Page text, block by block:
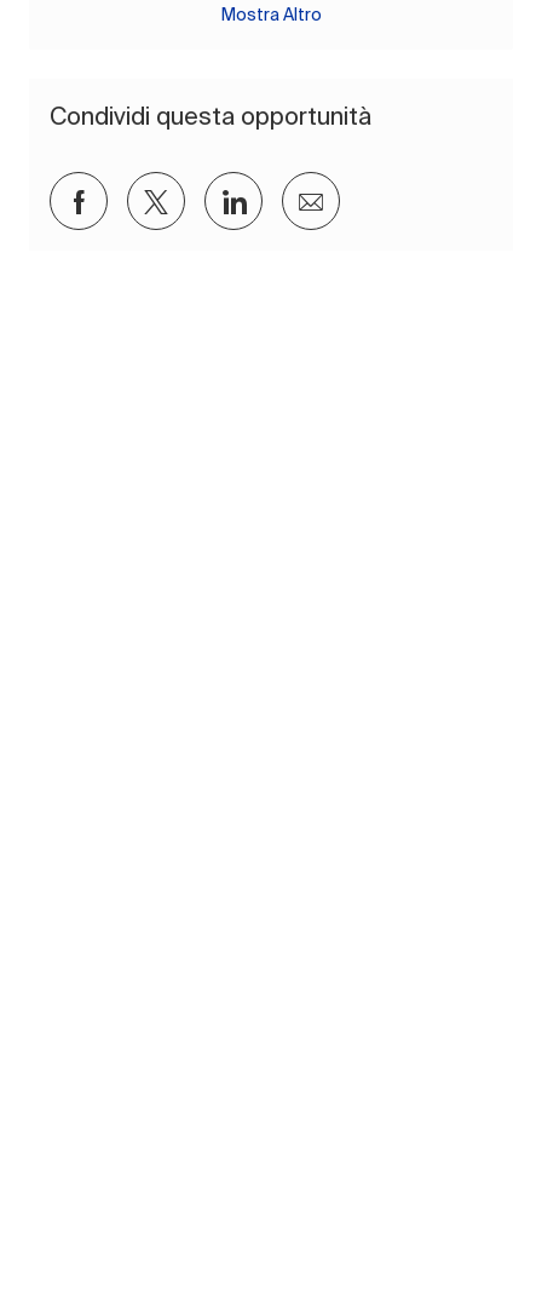
Mostra Altro
Condividi questa opportunità
Condividi su Facebook
Condividi via twitter
Condividi tramite LinkedIn
Condividi via e-mail